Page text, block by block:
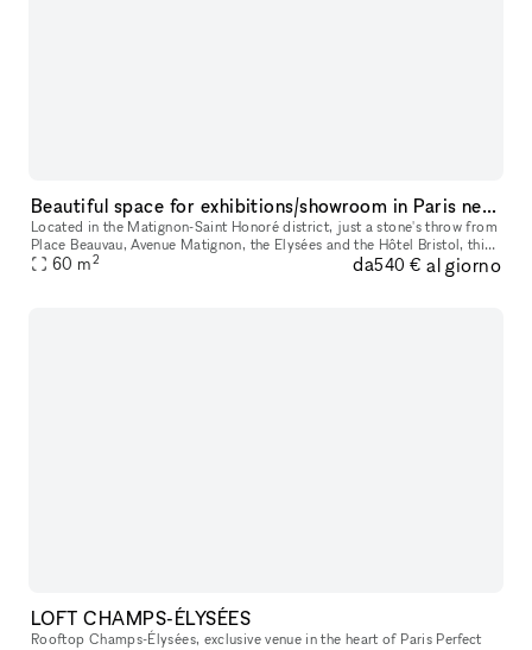
Beautiful space for exhibitions/showroom in Paris near Matignon - Champs Elysées
Located in the Matignon-Saint Honoré district, just a stone's throw from
Place Beauvau, Avenue Matignon, the Elysées and the Hôtel Bristol, this
space is available for temporary rental to organise yo
60 m2 da540 € al giorno
LOFT CHAMPS-ÉLYSÉES
Rooftop Champs-Élysées, exclusive venue in the heart of Paris Perfect